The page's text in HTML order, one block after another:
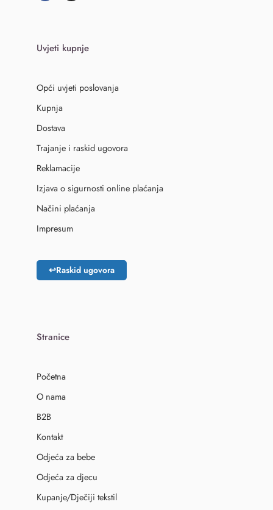
Uvjeti kupnje
Opći uvjeti poslovanja
Kupnja
Dostava
Trajanje i raskid ugovora
Reklamacije
Izjava o sigurnosti online plaćanja
Načini plaćanja
Impresum
↩Raskid ugovora
Stranice
Početna
O nama
B2B
Kontakt
Odjeća za bebe
Odjeća za djecu
Kupanje/Dječiji tekstil